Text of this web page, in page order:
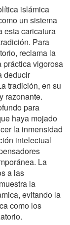
islámica
un sistema
esta caricatura
Para
reclama la
práctica vigorosa
deducir
tradición, en su
razonante.
para
haya mojado
la inmensidad
intelectual
La
a las
la
evitando la
como los